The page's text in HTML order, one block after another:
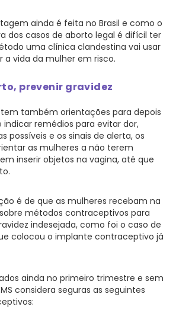
ainda é feita no Brasil e como o
dos casos de aborto legal é difícil ter
uma clínica clandestina vai usar
a vida da mulher em risco.
prevenir gravidez
também orientações para depois
indicar remédios para evitar dor,
possíveis e os sinais de alerta, os
as mulheres a não terem
inserir objetos na vagina, até que
é de que as mulheres recebam na
métodos contraceptivos para
indesejada, como foi o caso de
colocou o implante contraceptivo já
ainda no primeiro trimestre e sem
considera seguras as seguintes